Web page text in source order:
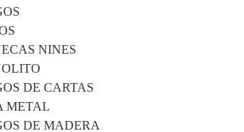
NINES
DE CARTAS
METAL
DE MADERA